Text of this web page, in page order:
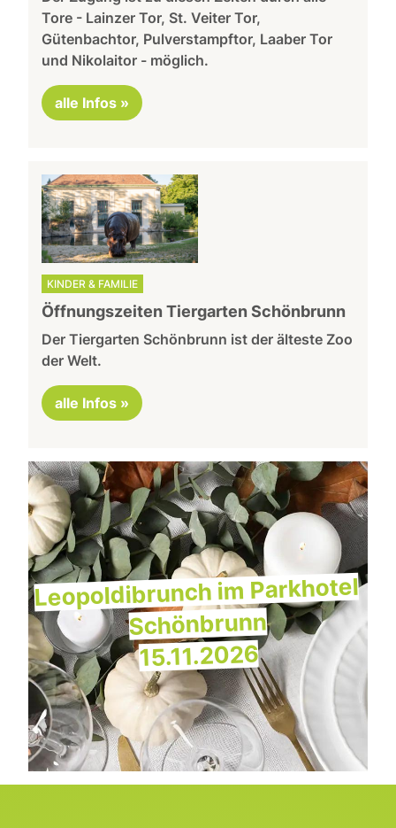
Tore - Lainzer Tor, St. Veiter Tor,
Gütenbachtor, Pulverstampftor, Laaber Tor
und Nikolaitor - möglich.
alle Infos »
KINDER & FAMILIE
Öffnungszeiten Tiergarten Schönbrunn
Der Tiergarten Schönbrunn ist der älteste Zoo
der Welt.
alle Infos »
Leopoldibrunch im Parkhotel
Schönbrunn
15.11.2026